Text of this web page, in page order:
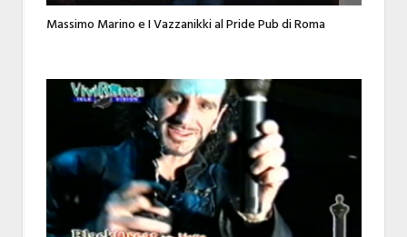
Massimo Marino e I Vazzanikki al Pride Pub di Roma